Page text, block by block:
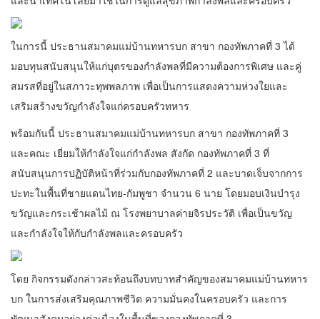
ในการนี้ ประธานสมาคมแม่บ้านทหารบก สาขา กองทัพภาคที่ 3 ได้
มอบทุนสนับสนุนให้แก่บุตรของกำลังพลที่มีความต้องการพิเศษ และคู่
สมรสที่อยู่ในสภาวะทุพพลภาพ เพื่อเป็นการแสดงความห่วงใยและ
เสริมสร้างขวัญกำลังใจแก่ครอบครัวทหาร
พร้อมกันนี้ ประธานสมาคมแม่บ้านทหารบก สาขา กองทัพภาคที่ 3
และคณะ เยี่ยมให้กำลังใจแก่กำลังพล สังกัด กองทัพภาคที่ 3 ที่
สนับสนุนการปฏิบัติหน้าที่ร่วมกับกองทัพภาคที่ 2 และบาดเจ็บจากการ
ปะทะในพื้นที่ชายแดนไทย-กัมพูชา จำนวน 6 นาย โดยมอบเงินบำรุง
ขวัญและกระเช้าผลไม้ ณ โรงพยาบาลค่ายจิรประวัติ เพื่อเป็นขวัญ
และกำลังใจให้กับกำลังพลและครอบครัว
โดย กิจกรรมดังกล่าวสะท้อนถึงบทบาทสำคัญของสมาคมแม่บ้านทหาร
บก ในการส่งเสริมคุณภาพชีวิต ความมั่นคงในครอบครัว และการ